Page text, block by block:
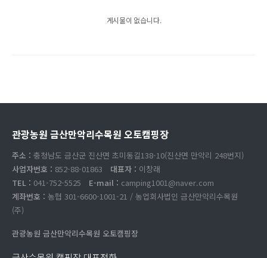
게시물이 없습니다.
관광농원 금산만악리수목원 오토캠핑장
주소 : 충청남도 금산군 진산면 초미동길138-10(진산면 만악리 248번지)
사업자번호 : 852-88-01863 대표자 : 이창래
TEL : 041-752-5525 E-mail : camping1001@naver.com
계좌번호 : 농협 301-6600-1001-21 / 농업회사법인 금산만악리수목원
(주)
관광농원 금산만악리수목원 오토캠핑장